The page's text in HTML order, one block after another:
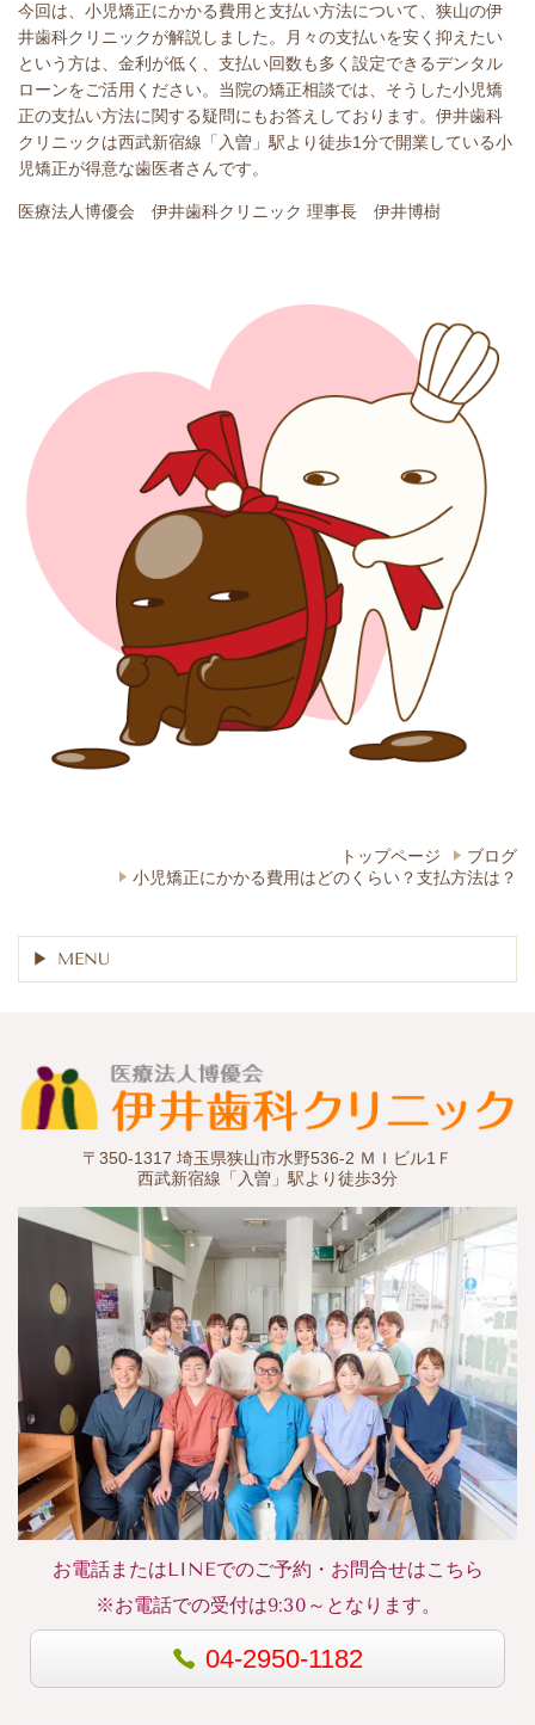
今回は、小児矯正にかかる費用と支払い方法について、狭山の伊
井歯科クリニックが解説しました。月々の支払いを安く抑えたい
という方は、金利が低く、支払い回数も多く設定できるデンタル
ローンをご活用ください。当院の矯正相談では、そうした小児矯
正の支払い方法に関する疑問にもお答えしております。伊井歯科
クリニックは西武新宿線「入曽」駅より徒歩1分で開業している小
児矯正が得意な歯医者さんです。
医療法人博優会 伊井歯科クリニック 理事長 伊井博樹
トップページ
ブログ
小児矯正にかかる費用はどのくらい？支払方法は？
MENU
〒350-1317 埼玉県狭山市水野536-2 ＭＩビル1Ｆ
西武新宿線「入曽」駅より徒歩3分
お電話またはLINEでのご予約・お問合せはこちら
※お電話での受付は9:30～となります。
04-2950-1182